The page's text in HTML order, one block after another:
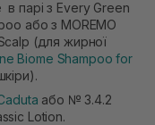
парі з Every Green
або з MOREMO
(для жирної
Biome Shampoo for
або № 3.4.2
Lotion.